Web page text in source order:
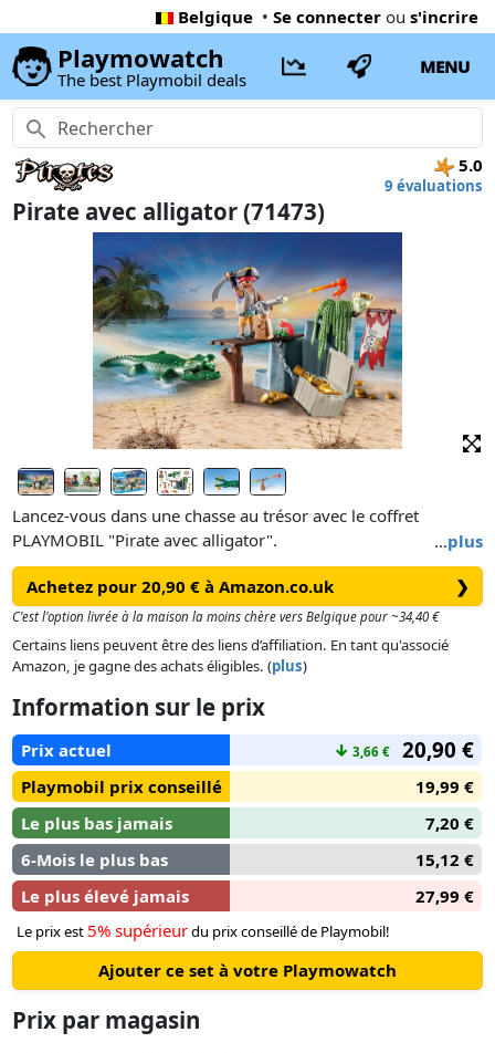
Belgique • Se connecter ou s'incrire
Playmowatch
The best Playmobil deals
MENU
5.0
9 évaluations
Pirate avec alligator (71473)
…plus
Lancez-vous dans une chasse au trésor avec le coffret
PLAYMOBIL "Pirate avec alligator".
Le pirate est attaqué par un alligator alors qu'il cherchait un
trésor englouti.
Ce set comprend un personnage PLAYMOBIL, un alligator, un
trésor, un canon fonctionnel et des accessoires.
Le coffre contient le trésor en or sous forme de pièces d'or,
Le canon pivote.
Le crocodile nage à la surface de l’eau et peut bouger ses
mâchoires supérieure et inférieure de haut en bas.
Le brassard et le chapeau peuvent être retirés du
personnage.
La gamme est fabriquée avec plus de 80% de matériaux
recyclés ou biosourcés en moyenne.
Achetez pour 20,90 € à Amazon.co.uk ❯
C'est l'option livrée à la maison la moins chère vers Belgique pour ~34,40 €
Certains liens peuvent être des liens d’affiliation. En tant qu'associé
Amazon, je gagne des achats éligibles. (plus)
Information sur le prix
Prix actuel ↓ 3,66 € 20,90 €
Playmobil prix conseillé
19,99 €
Le plus bas jamais
7,20 €
6-Mois le plus bas
15,12 €
Le plus élevé jamais
27,99 €
Le prix est 5% supérieurdu prix conseillé de Playmobil!
Ajouter ce set à votre Playmowatch
Prix ​​par magasin